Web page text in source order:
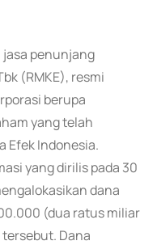
jasa penunjang
(RMKE), resmi
berupa
yang telah
Efek Indonesia.
yang dirilis pada 30
dana
(dua ratus miliar
Dana